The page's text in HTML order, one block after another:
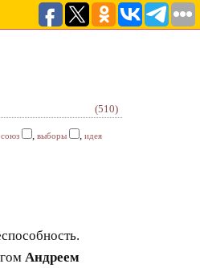
(510)
, выборы , идея
Андреем